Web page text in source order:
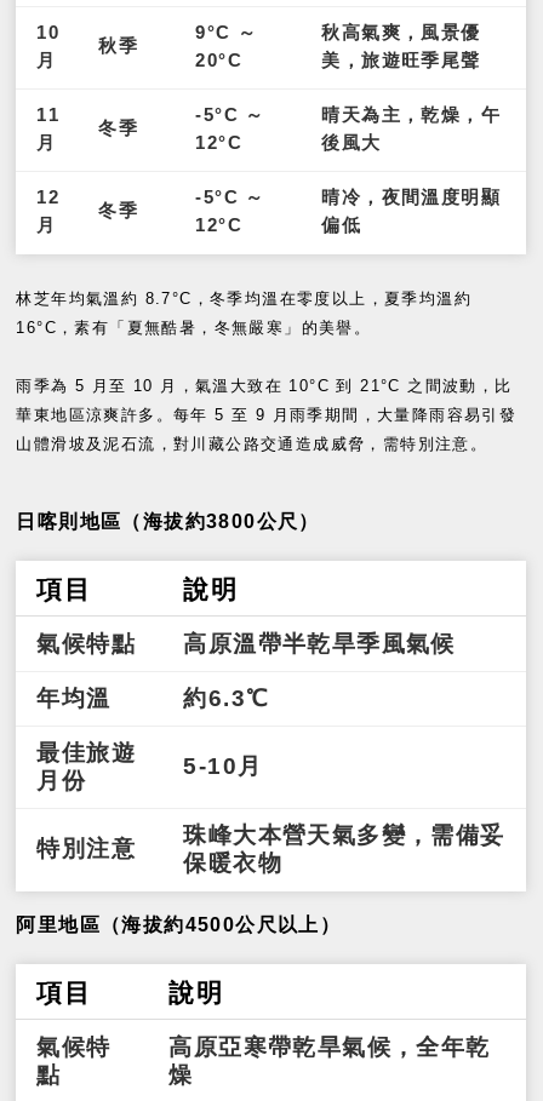
10
月
秋季
9°C ～
20°C
秋高氣爽，風景優
美，旅遊旺季尾聲
11
月
冬季
-5°C ～
12°C
晴天為主，乾燥，午
後風大
12
月
冬季
-5°C ～
12°C
晴冷，夜間溫度明顯
偏低
林芝年均氣溫約 8.7°C，冬季均溫在零度以上，夏季均溫約
16°C，素有「夏無酷暑，冬無嚴寒」的美譽。
雨季為 5 月至 10 月，氣溫大致在 10°C 到 21°C 之間波動，比
華東地區涼爽許多。每年 5 至 9 月雨季期間，大量降雨容易引發
山體滑坡及泥石流，對川藏公路交通造成威脅，需特別注意。
日喀則地區（海拔約3800公尺）
項目 說明
氣候特點 高原溫帶半乾旱季風氣候
年均溫 約6.3℃
最佳旅遊
月份
5-10月
特別注意
珠峰大本營天氣多變，需備妥
保暖衣物
阿里地區（海拔約4500公尺以上）
項目 說明
氣候特
點
高原亞寒帶乾旱氣候，全年乾
燥